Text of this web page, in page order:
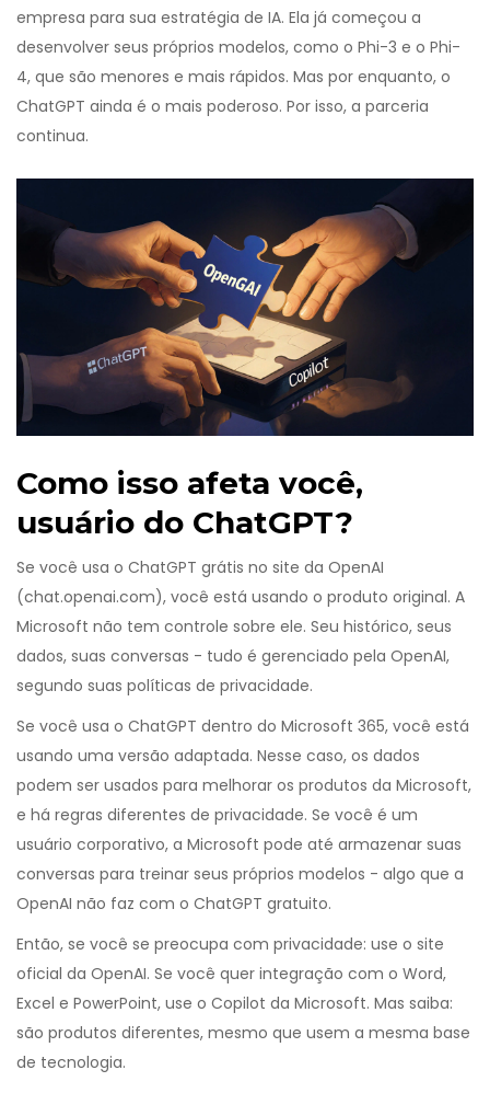
empresa para sua estratégia de IA. Ela já começou a
desenvolver seus próprios modelos, como o Phi-3 e o Phi-
4, que são menores e mais rápidos. Mas por enquanto, o
ChatGPT ainda é o mais poderoso. Por isso, a parceria
continua.
Como isso afeta você,
usuário do ChatGPT?
Se você usa o ChatGPT grátis no site da OpenAI
(chat.openai.com), você está usando o produto original. A
Microsoft não tem controle sobre ele. Seu histórico, seus
dados, suas conversas - tudo é gerenciado pela OpenAI,
segundo suas políticas de privacidade.
Se você usa o ChatGPT dentro do Microsoft 365, você está
usando uma versão adaptada. Nesse caso, os dados
podem ser usados para melhorar os produtos da Microsoft,
e há regras diferentes de privacidade. Se você é um
usuário corporativo, a Microsoft pode até armazenar suas
conversas para treinar seus próprios modelos - algo que a
OpenAI não faz com o ChatGPT gratuito.
Então, se você se preocupa com privacidade: use o site
oficial da OpenAI. Se você quer integração com o Word,
Excel e PowerPoint, use o Copilot da Microsoft. Mas saiba:
são produtos diferentes, mesmo que usem a mesma base
de tecnologia.